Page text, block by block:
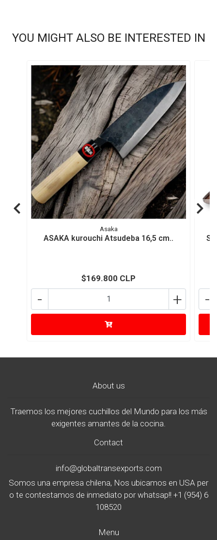
YOU MIGHT ALSO BE INTERESTED IN
Asaka
ASAKA kurouchi Atsudeba 16,5 cm..
$169.800 CLP
+
- -
About us
Traemos los mejores cuchillos del Mundo para los más
exigentes amantes de la cocina.
Contact
info@globaltransexports.com
Somos una empresa chilena, Nos ubicamos en USA per
o te contestamos de inmediato por whatsap!! +1 (954) 6
108520
Menu